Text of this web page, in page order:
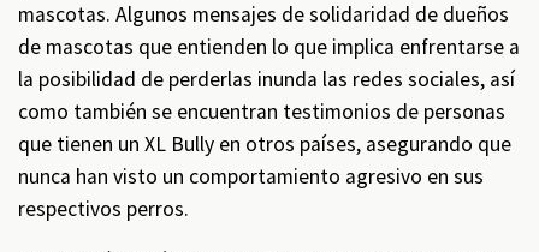
mascotas. Algunos mensajes de solidaridad de dueños
de mascotas que entienden lo que implica enfrentarse a
la posibilidad de perderlas inunda las redes sociales, así
como también se encuentran testimonios de personas
que tienen un XL Bully en otros países, asegurando que
nunca han visto un comportamiento agresivo en sus
respectivos perros.